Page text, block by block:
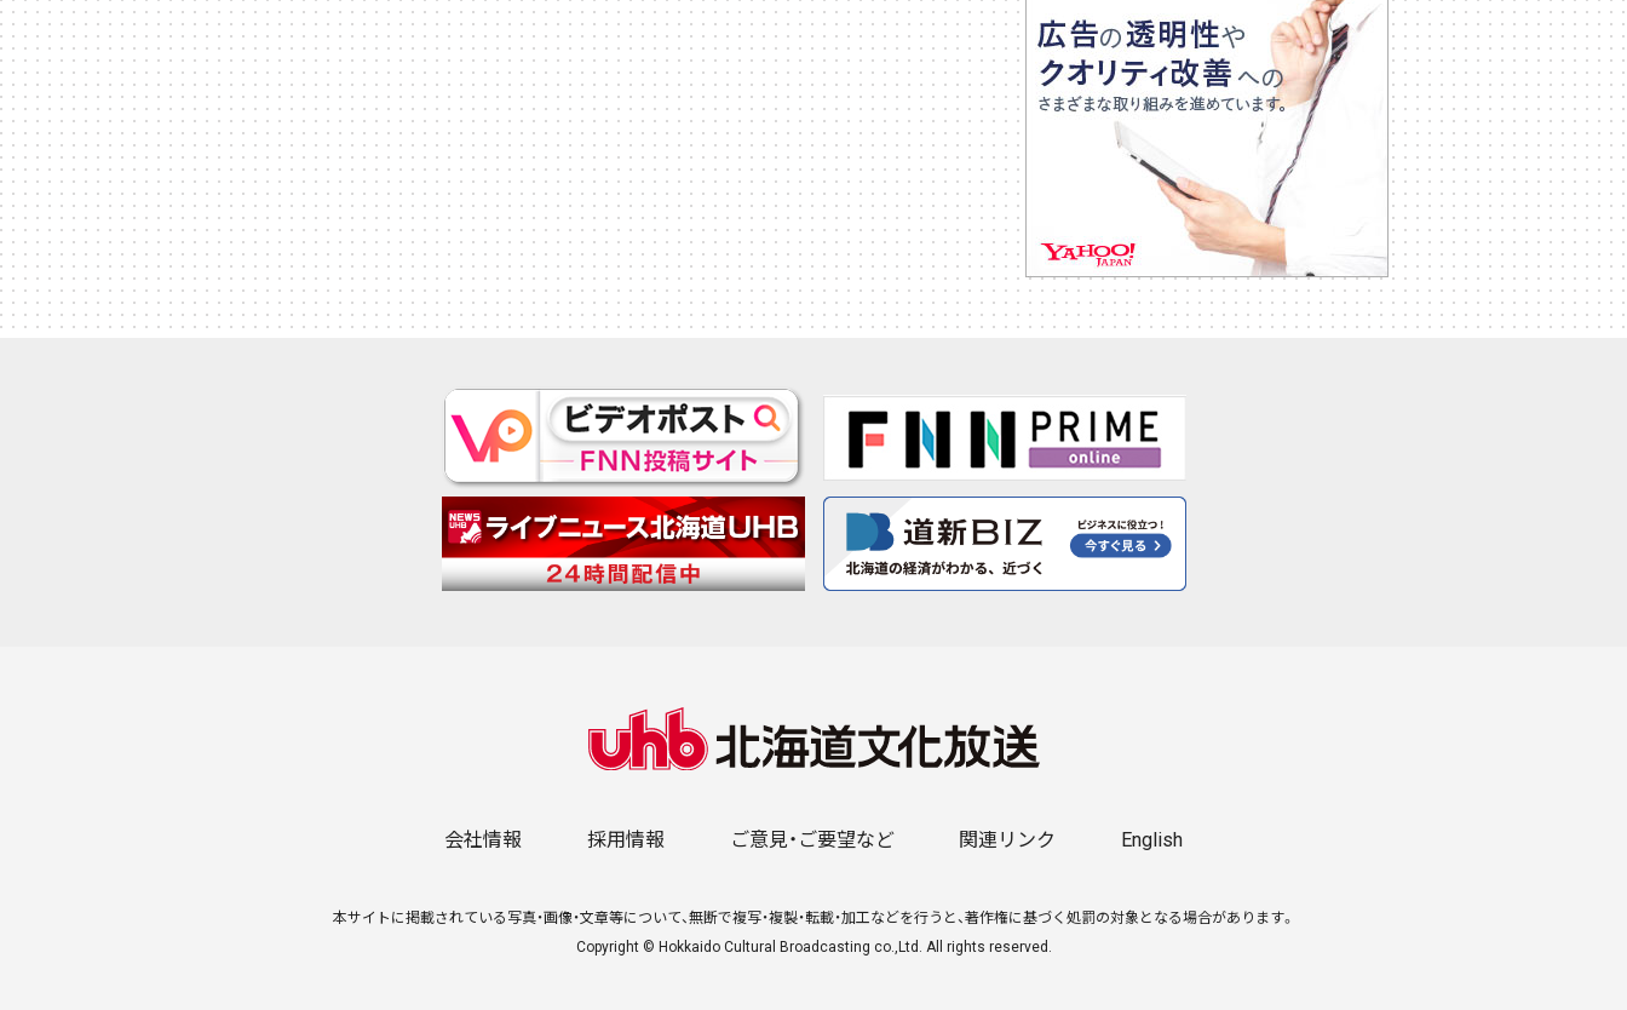
会社情報 採用情報 ご意見・ご要望など 関連リンク English
本サイトに掲載されている写真・画像・文章等について、無断で複写・複製・転載・加工などを行うと、著作権に基づく処罰の対象となる場合があります。
Copyright © Hokkaido Cultural Broadcasting co.,Ltd. All rights reserved.